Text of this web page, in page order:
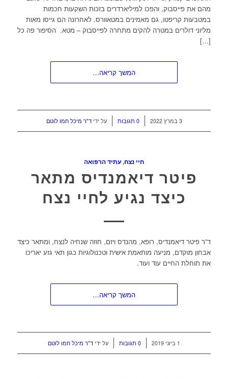
מהם את פייסבוק, והפכו למיליארדרים בזכות השקעות חכמות
במטבעות קריפטו, גם מאמינים במטאוורס. לאחרונה הם גייסו מאות
מליוני דולרים במטרה להקים מתחרה לפייסבוק – מטא. הסיפור פה כל
[…]
המשך קריאה…
3 במרץ 2022 / 0 תגובות על ידיד"ר מיכל חמו לוטם
חיי נצח,עתיד הרפואה
פיטר דיאמנדיס מתאר
כיצד נגיע לחיי נצח
ד”ר פיטר דיאמנדיס, רופא, מהנדס ויזם, חוזה שנחיה לנצח, ומתאר כיצד
אבחון מוקדם, מניעה מותאמת אישית וטכנולוגיות כגון תאי גזע יאריכו
את תוחלת החיים עוד ועוד.
המשך קריאה…
1 ביוני 2019/ 0 תגובות על ידי ד"ר מיכל חמו לוטם